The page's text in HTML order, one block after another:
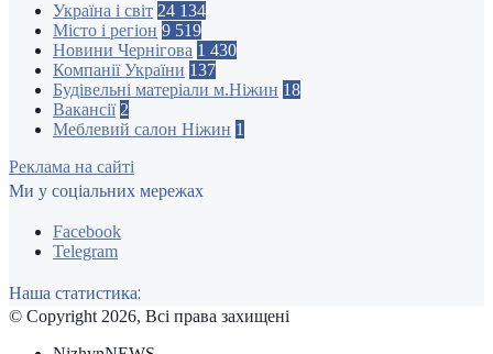
Україна і світ 24 134
Місто і регіон 9 519
Новини Чернігова 1 430
Компанії України 137
Будівельні матеріали м.Ніжин 18
Вакансії 2
Меблевий салон Ніжин 1
Реклама на сайті
Ми у соціальних мережах
Facebook
Telegram
Наша статистика:
© Copyright 2026, Всі права захищені